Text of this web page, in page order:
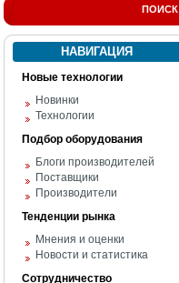
ПОИСК
НАВИГАЦИЯ
Новые технологии
Новинки
Технологии
Подбор оборудования
Блоги производителей
Поставщики
Производители
Тенденции рынка
Мнения и оценки
Новости и статистика
Сотрудничество